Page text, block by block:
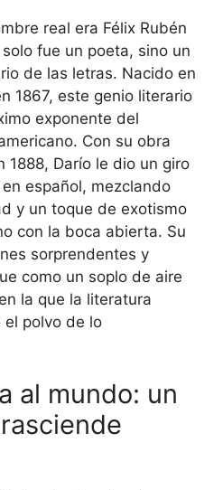
real era Félix Rubén
fue un poeta, sino un
de las letras. Nacido en
1867, este genio literario
exponente del
Con su obra
1888, Darío le dio un giro
español, mezclando
y un toque de exotismo
con la boca abierta. Su
sorprendentes y
como un soplo de aire
la que la literatura
el polvo de lo
al mundo: un